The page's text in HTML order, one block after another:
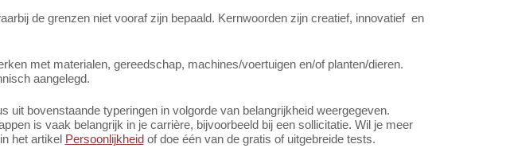
de grenzen niet vooraf zijn bepaald. Kernwoorden zijn creatief, innovatief en
met materialen, gereedschap, machines/voertuigen en/of planten/dieren.
aangelegd.
uit bovenstaande typeringen in volgorde van belangrijkheid weergegeven.
is vaak belangrijk in je carrière, bijvoorbeeld bij een sollicitatie. Wil je meer
het artikel Persoonlijkheidof doe één van de gratis of uitgebreide tests.